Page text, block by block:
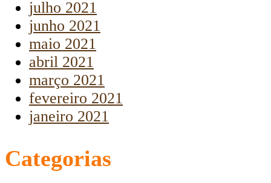
julho 2021
junho 2021
maio 2021
abril 2021
março 2021
fevereiro 2021
janeiro 2021
Categorias